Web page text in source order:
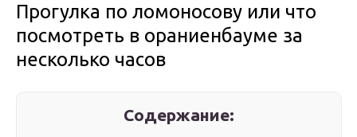
Прогулка по ломоносову или что
посмотреть в ораниенбауме за
несколько часов
Содержание: